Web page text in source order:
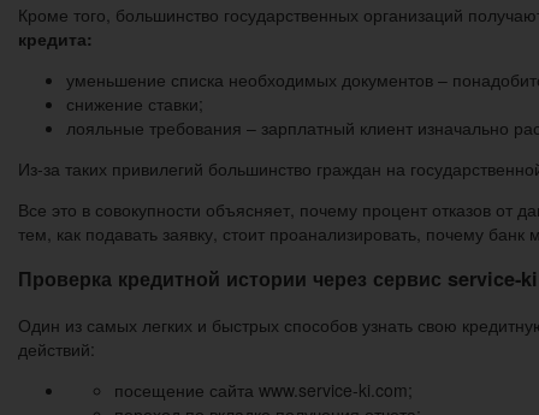
Кроме того, большинство государственных организаций
кредита:
уменьшение списка необходимых документов –
снижение ставки;
лояльные требования – зарплатный клиент изначально
Из-за таких привилегий большинство граждан на
Все это в совокупности объясняет, почему процент отказов
тем, как подавать заявку, стоит проанализировать, почему банк
Проверка кредитной истории через сервис service-
Один из самых легких и быстрых способов узнать свою
действий:
посещение сайта www.service-ki.com;